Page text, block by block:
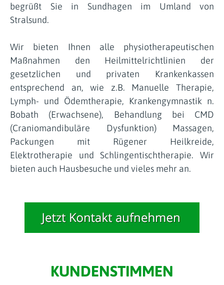
begrüßt Sie in Sundhagen im Umland von
Stralsund.
Wir bieten Ihnen alle physiotherapeutischen
Maßnahmen den Heilmittelrichtlinien der
gesetzlichen und privaten Krankenkassen
entsprechend an, wie z.B. Manuelle Therapie,
Lymph- und Ödemtherapie, Krankengymnastik n.
Bobath (Erwachsene), Behandlung bei CMD
(Craniomandibuläre Dysfunktion) Massagen,
Packungen mit Rügener Heilkreide,
Elektrotherapie und Schlingentischtherapie. Wir
bieten auch Hausbesuche und vieles mehr an.
KUNDENSTIMMEN